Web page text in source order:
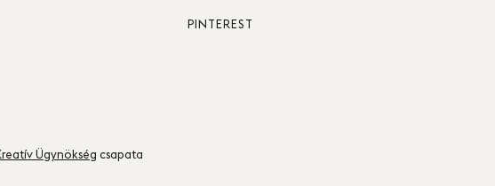
PINTEREST
Ügynökség csapata